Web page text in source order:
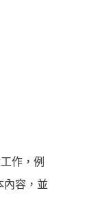
作，例
內容，並